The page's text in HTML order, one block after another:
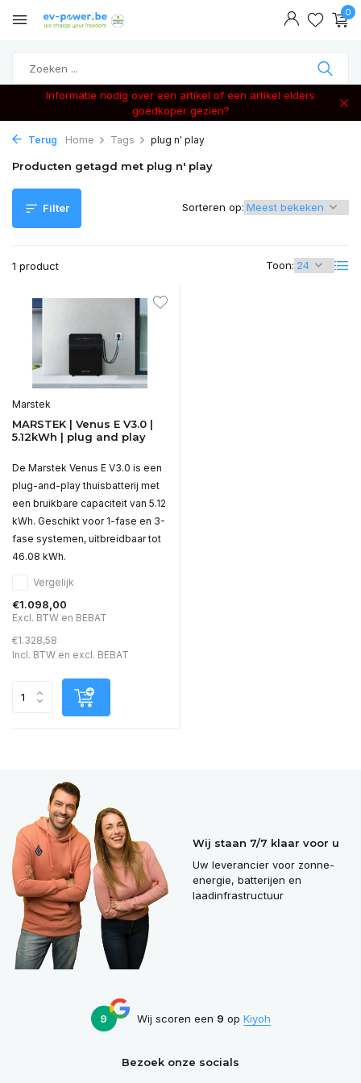
0
Informatie nodig over een artikel of een artikel elders
goedkoper gezien?
Terug Home Tags plug n' play
Producten getagd met plug n' play
Filter
1 product Toon:
Sorteren op:
Marstek
MARSTEK | Venus E V3.0 |
5.12kWh | plug and play
De Marstek Venus E V3.0 is een
plug-and-play thuisbatterij met
een bruikbare capaciteit van 5.12
kWh. Geschikt voor 1-fase en 3-
fase systemen, uitbreidbaar tot
46.08 kWh.
Vergelijk
€1.098,00
Excl. BTW en BEBAT
€1.328,58
Incl. BTW en excl. BEBAT
Wij staan 7/7 klaar voor u
Uw leverancier voor zonne-
energie, batterijen en
laadinfrastructuur
9 Wij scoren een 9 op Kiyoh
Bezoek onze socials